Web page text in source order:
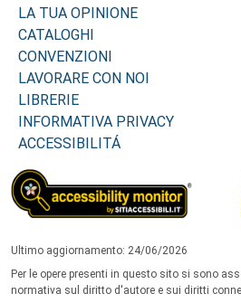
LA TUA OPINIONE
CATALOGHI
CONVENZIONI
LAVORARE CON NOI
LIBRERIE
INFORMATIVA PRIVACY
ACCESSIBILITÁ
Ultimo aggiornamento: 24/06/2026
Per le opere presenti in questo sito si sono
normativa sul diritto d'autore e sui diritti